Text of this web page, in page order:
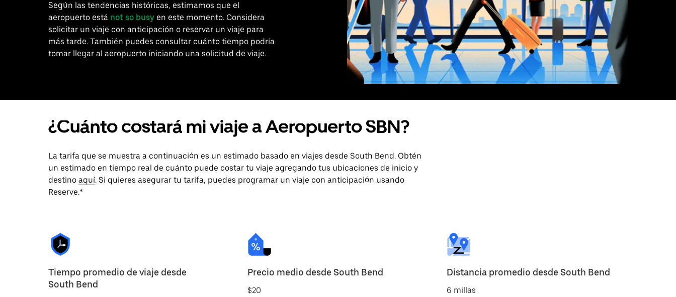
Según las tendencias históricas, estimamos que el
aeropuerto está not so busy en este momento. Considera
solicitar un viaje con anticipación o reservar un viaje para
más tarde. También puedes consultar cuánto tiempo podría
tomar llegar al aeropuerto iniciando una solicitud de viaje.
¿Cuánto costará mi viaje a Aeropuerto SBN?
La tarifa que se muestra a continuación es un estimado basado en viajes desde South Bend. Obtén
un estimado en tiempo real de cuánto puede costar tu viaje agregando tus ubicaciones de inicio y
destino aquí. Si quieres asegurar tu tarifa, puedes programar un viaje con anticipación usando
Reserve.*
Tiempo promedio de viaje desde
South Bend
Precio medio desde South Bend
$20
Distancia promedio desde South Bend
6 millas